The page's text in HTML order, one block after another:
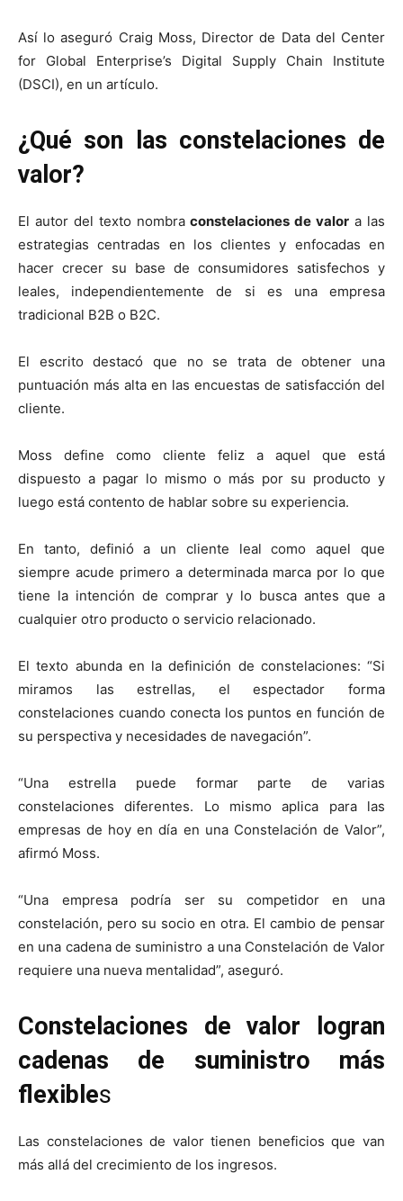
Así lo aseguró Craig Moss, Director de Data del Center
for Global Enterprise’s Digital Supply Chain Institute
(DSCI), en un artículo.
¿Qué son las constelaciones de
valor?
El autor del texto nombraconstelaciones de valor a las
estrategias centradas en los clientes y enfocadas en
hacer crecer su base de consumidores satisfechos y
leales, independientemente de si es una empresa
tradicional B2B o B2C.
El escrito destacó que no se trata de obtener una
puntuación más alta en las encuestas de satisfacción del
cliente.
Moss define como cliente feliz a aquel que está
dispuesto a pagar lo mismo o más por su producto y
luego está contento de hablar sobre su experiencia.
En tanto, definió a un cliente leal como aquel que
siempre acude primero a determinada marca por lo que
tiene la intención de comprar y lo busca antes que a
cualquier otro producto o servicio relacionado.
El texto abunda en la definición de constelaciones: “Si
miramos las estrellas, el espectador forma
constelaciones cuando conecta los puntos en función de
su perspectiva y necesidades de navegación”.
“Una estrella puede formar parte de varias
constelaciones diferentes. Lo mismo aplica para las
empresas de hoy en día en una Constelación de Valor”,
afirmó Moss.
“Una empresa podría ser su competidor en una
constelación, pero su socio en otra. El cambio de pensar
en una cadena de suministro a una Constelación de Valor
requiere una nueva mentalidad”, aseguró.
Constelaciones de valor logran
cadenas de suministro más
flexibles
Las constelaciones de valor tienen beneficios que van
más allá del crecimiento de los ingresos.